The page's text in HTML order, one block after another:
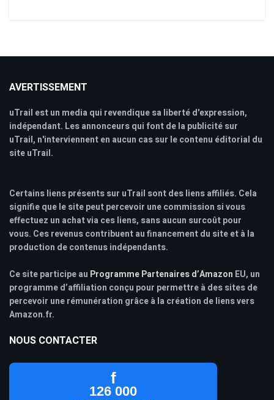
AVERTISSEMENT
uTrail est un media qui revendique sa liberté d'expression,
indépendant. Les annonceurs qui font de la publicité sur
uTrail, n'interviennent en aucun cas sur le contenu éditorial du
site uTrail.
Certains liens présents sur uTrail sont des liens affiliés. Cela
signifie que le site peut percevoir une commission si vous
effectuez un achat via ces liens, sans aucun surcoût pour
vous. Ces revenus contribuent au financement du site et à la
production de contenus indépendants.
Ce site participe au Programme Partenaires d’Amazon EU, un
programme d’affiliation conçu pour permettre à des sites de
percevoir une rémunération grâce à la création de liens vers
Amazon.fr.
NOUS CONTACTER
f
126 000